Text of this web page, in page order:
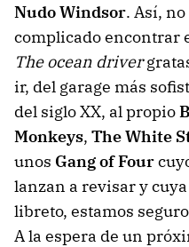
Nudo Windsor. Así,
complicado encontrar
The ocean driver
ir, del garage más
del siglo XX, al propio
Monkeys, The White
unos Gang of Four
lanzan a revisar y
libreto, estamos
A la espera de un